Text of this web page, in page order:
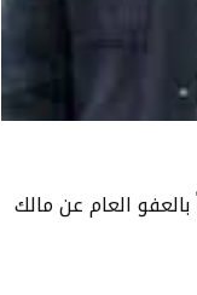
العام عن مالك